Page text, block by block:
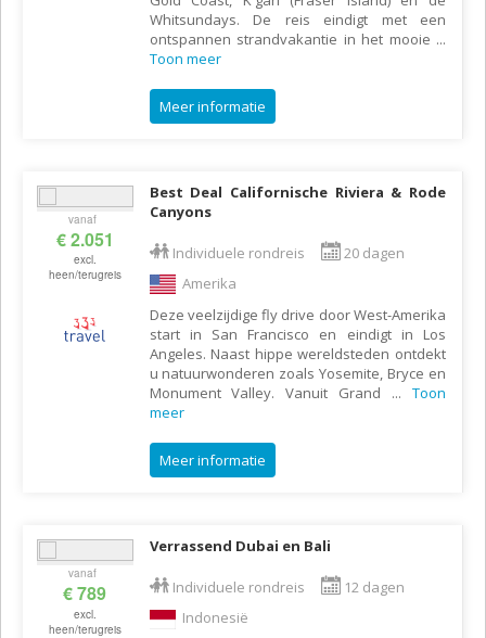
Whitsundays. De reis eindigt met een
ontspannen strandvakantie in het mooie ...
Toon meer
Meer informatie
vanaf
€ 2.051
excl.
heen/terugreis
Best Deal Californische Riviera & Rode
Canyons
Individuele rondreis
20 dagen
Amerika
Deze veelzijdige fly drive door West-Amerika
start in San Francisco en eindigt in Los
Angeles. Naast hippe wereldsteden ontdekt
u natuurwonderen zoals Yosemite, Bryce en
Monument Valley. Vanuit Grand ...
Toon
meer
Meer informatie
vanaf
€ 789
excl.
heen/terugreis
Verrassend Dubai en Bali
Individuele rondreis
12 dagen
Indonesië